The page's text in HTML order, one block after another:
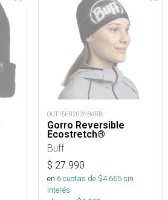
OUT15682026BARB
Gorro Reversible
Ecostretch®
Buff
$ 27.990
en 6cuotas de $4.665sin
interés